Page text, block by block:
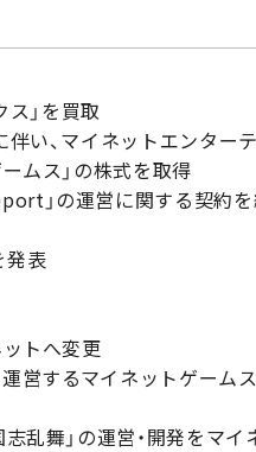
」を買取
伴い、マイネットエンター
ムス」の株式を取得
」の運営に関する契約
発表
ットへ変更
営するマイネットゲーム
乱舞」の運営・開発をマ